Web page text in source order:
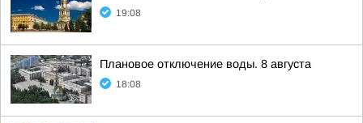
19:08
Плановое отключение воды. 8 августа
18:08